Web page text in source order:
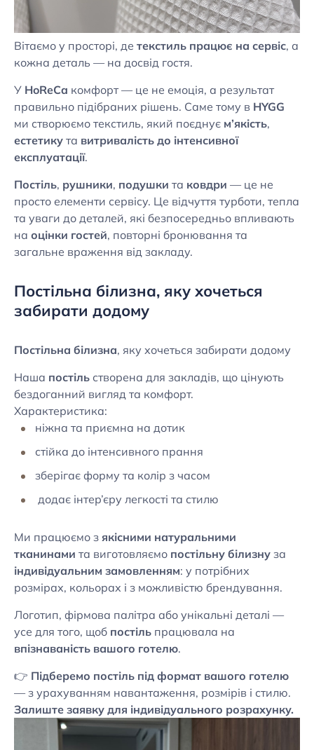
Вітаємо у просторі, де текстиль працює на сервіс, а
кожна деталь — на досвід гостя.
У HoReCa комфорт — це не емоція, а результат
правильно підібраних рішень. Саме тому в HYGG
ми створюємо текстиль, який поєднує м’якість,
естетику та витривалість до інтенсивної
експлуатації.
Постіль, рушники, подушки та ковдри — це не
просто елементи сервісу. Це відчуття турботи, тепла
та уваги до деталей, які безпосередньо впливають
на оцінки гостей, повторні бронювання та
загальне враження від закладу.
Постільна білизна, яку хочеться
забирати додому
Постільна білизна, яку хочеться забирати додому
Наша постіль створена для закладів, що цінують
бездоганний вигляд та комфорт.
Характеристика:
ніжна та приємна на дотик
стійка до інтенсивного прання
зберігає форму та колір з часом
додає інтер’єру легкості та стилю
Ми працюємо з якісними натуральними
тканинами та виготовляємо постільну білизну за
індивідуальним замовленням: у потрібних
розмірах, кольорах і з можливістю брендування.
Логотип, фірмова палітра або унікальні деталі —
усе для того, щоб постіль працювала на
впізнаваність вашого готелю.
👉 Підберемо постіль під формат вашого готелю
— з урахуванням навантаження, розмірів і стилю.
Залиште заявку для індивідуального розрахунку.